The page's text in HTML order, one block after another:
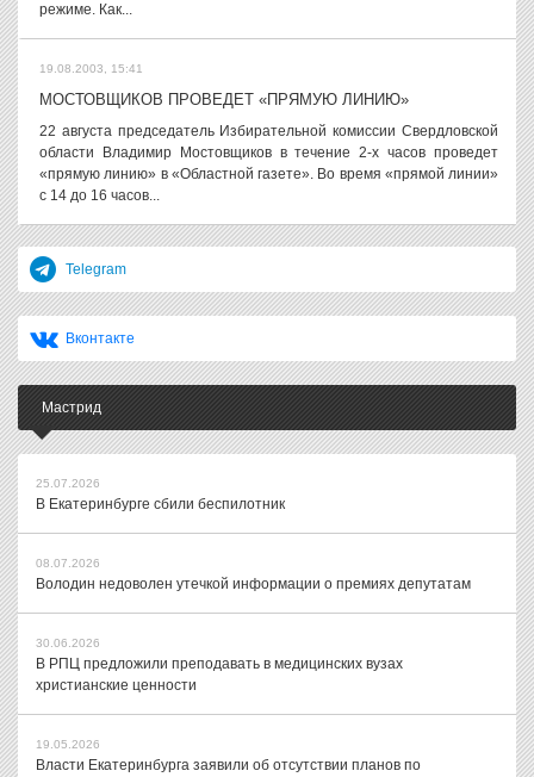
режиме. Как...
19.08.2003, 15:41
МОСТОВЩИКОВ ПРОВЕДЕТ «ПРЯМУЮ ЛИНИЮ»
22 августа председатель Избирательной комиссии Свердловской
области Владимир Мостовщиков в течение 2-х часов проведет
«прямую линию» в «Областной газете». Во время «прямой линии»
с 14 до 16 часов...
Telegram
Вконтакте
Мастрид
25.07.2026
В Екатеринбурге сбили беспилотник
08.07.2026
Володин недоволен утечкой информации о премиях депутатам
30.06.2026
В РПЦ предложили преподавать в медицинских вузах
христианские ценности
19.05.2026
Власти Екатеринбурга заявили об отсутствии планов по